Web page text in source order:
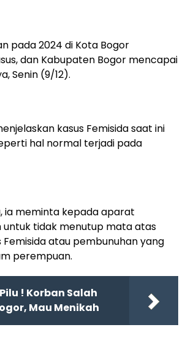
pada 2024 di Kota Bogor
dan Kabupaten Bogor mencapai
Senin (9/12).
kasus Femisida saat ini
hal normal terjadi pada
ia meminta kepada aparat
untuk tidak menutup mata atas
Femisida atau pembunuhan yang
perempuan.
Pilu ! Korban Salah
Mau Menikah